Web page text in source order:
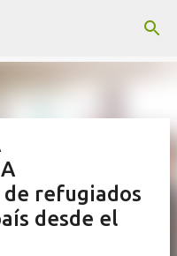
de refugiados
desde el